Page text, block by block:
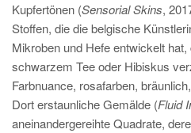
Kupfertönen (Sensorial Skins,
Stoffen, die die belgische
Mikroben und Hefe entwickelt
schwarzem Tee oder Hibiskus
Farbnuance, rosafarben,
Dort erstaunliche Gemälde (Fluid
aneinandergereihte Quadrate,